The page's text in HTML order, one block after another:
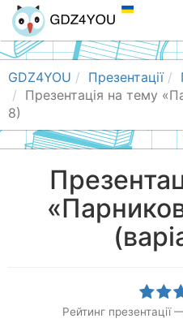
GDZ4YOU Презентації
Презентація на тему
8)
Рейтинг презентації